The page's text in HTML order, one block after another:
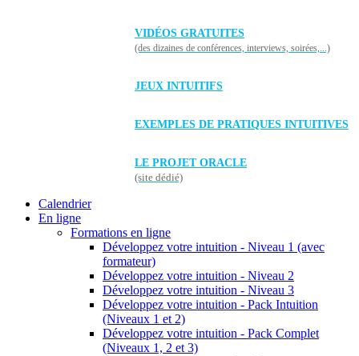
VIDÉOS GRATUITES
(des dizaines de conférences, interviews, soirées,...)
JEUX INTUITIFS
EXEMPLES DE PRATIQUES INTUITIVES
LE PROJET ORACLE
(site dédié)
Calendrier
En ligne
Formations en ligne
Développez votre intuition - Niveau 1 (avec
formateur)
Développez votre intuition - Niveau 2
Développez votre intuition - Niveau 3
Développez votre intuition - Pack Intuition
(Niveaux 1 et 2)
Développez votre intuition - Pack Complet
(Niveaux 1, 2 et 3)